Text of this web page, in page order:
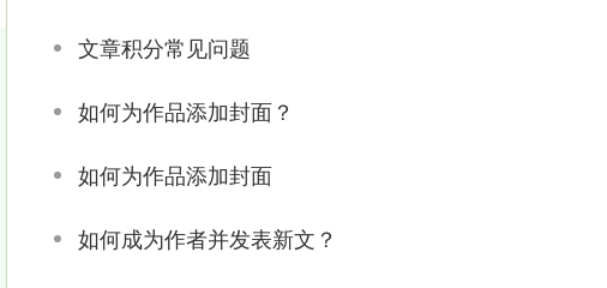
文章积分常见问题
如何为作品添加封面？
如何为作品添加封面
如何成为作者并发表新文？